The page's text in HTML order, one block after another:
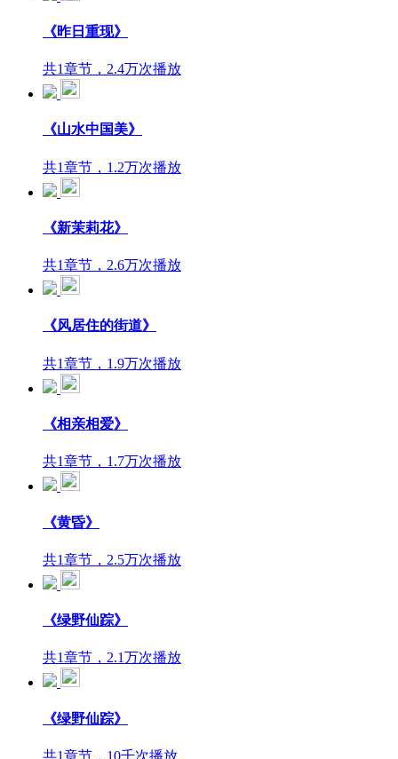
《昨日重现》
共1章节，2.4万次播放
《山水中国美》
共1章节，1.2万次播放
《新茉莉花》
共1章节，2.6万次播放
《风居住的街道》
共1章节，1.9万次播放
《相亲相爱》
共1章节，1.7万次播放
《黄昏》
共1章节，2.5万次播放
《绿野仙踪》
共1章节，2.1万次播放
《绿野仙踪》
共1章节，10千次播放